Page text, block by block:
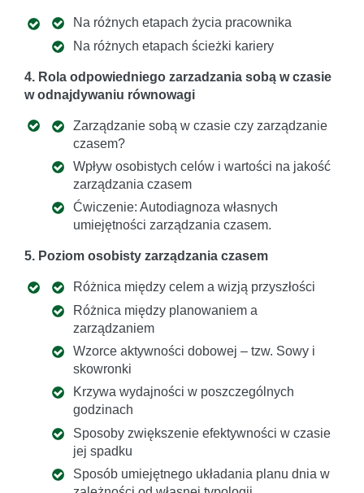
Na różnych etapach życia pracownika
Na różnych etapach ścieżki kariery
4. Rola odpowiedniego zarzadzania sobą w czasie
w odnajdywaniu równowagi
Zarządzanie sobą w czasie czy zarządzanie
czasem?
Wpływ osobistych celów i wartości na jakość
zarządzania czasem
Ćwiczenie: Autodiagnoza własnych
umiejętności zarządzania czasem.
5. Poziom osobisty zarządzania czasem
Różnica między celem a wizją przyszłości
Różnica między planowaniem a
zarządzaniem
Wzorce aktywności dobowej – tzw. Sowy i
skowronki
Krzywa wydajności w poszczególnych
godzinach
Sposoby zwiększenie efektywności w czasie
jej spadku
Sposób umiejętnego układania planu dnia w